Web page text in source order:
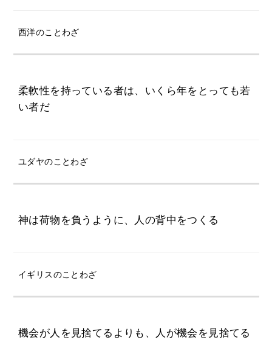
西洋のことわざ
柔軟性を持っている者は、いくら年をとっても若
い者だ
ユダヤのことわざ
神は荷物を負うように、人の背中をつくる
イギリスのことわざ
機会が人を見捨てるよりも、人が機会を見捨てる